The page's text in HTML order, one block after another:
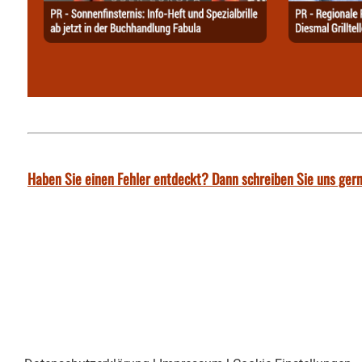
Haben Sie einen Fehler entdeckt? Dann schreiben Sie uns